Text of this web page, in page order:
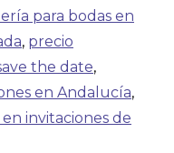
para bodas en
, precio
the date,
en Andalucía,
invitaciones de